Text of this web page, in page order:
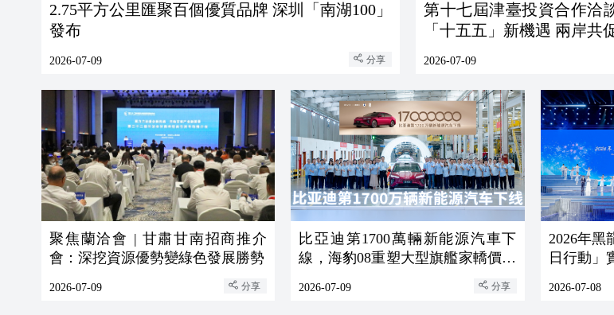
2.75平方公里匯聚百個優質品牌 深圳「南湖100」
發布
2026-07-09 分享
第十七屆津臺投資合作
「十五五」新機遇 兩岸共
2026-07-09
聚焦蘭洽會 | 甘肅甘南招商推介
會：深挖資源優勢變綠色發展勝勢
2026-07-09 分享
比亞迪第1700萬輛新能源汽車下
線，海豹08重塑大型旗艦家轎價值
2026-07-09 分享
2026年黑
日行動」
2026-07-08